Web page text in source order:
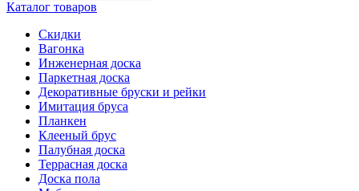
Каталог товаров
Скидки
Вагонка
Инженерная доска
Паркетная доска
Декоративные бруски и рейки
Имитация бруса
Планкен
Клееный брус
Палубная доска
Террасная доска
Доска пола